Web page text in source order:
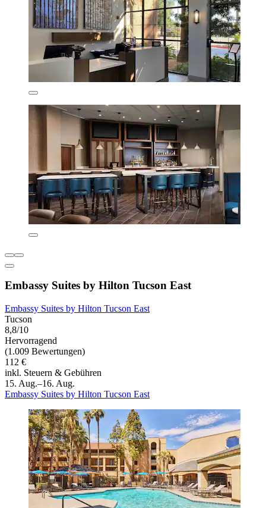
Embassy Suites by Hilton Tucson East
Embassy Suites by Hilton Tucson East
Tucson
8,8/10
Hervorragend
(1.009 Bewertungen)
112 €
inkl. Steuern & Gebühren
15. Aug.–16. Aug.
Embassy Suites by Hilton Tucson East